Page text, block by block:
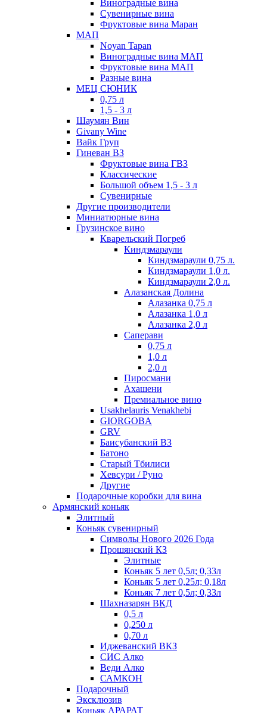
Виноградные вина
Сувенирные вина
Фруктовые вина Маран
МАП
Noyan Tapan
Виноградные вина МАП
Фруктовые вина МАП
Разные вина
МЕЦ СЮНИК
0,75 л
1,5 - 3 л
Шаумян Вин
Givany Wine
Вайк Груп
Гиневан ВЗ
Фруктовые вина ГВЗ
Классические
Большой объем 1,5 - 3 л
Сувенирные
Другие производители
Миниатюрные вина
Грузинское вино
Кварельский Погреб
Киндзмараули
Киндзмараули 0,75 л.
Киндзмараули 1,0 л.
Киндзмараули 2,0 л.
Алазанская Долина
Алазанка 0,75 л
Алазанка 1,0 л
Алазанка 2,0 л
Саперави
0,75 л
1,0 л
2,0 л
Пиросмани
Ахашени
Премиальное вино
Usakhelauris Venakhebi
GIORGOBA
GRV
Баисубанский ВЗ
Батоно
Старый Тбилиси
Хевсури / Руно
Другие
Подарочные коробки для вина
Армянский коньяк
Элитный
Коньяк сувенирный
Символы Нового 2026 Года
Прошянский КЗ
Элитные
Коньяк 5 лет 0,5л; 0,33л
Коньяк 5 лет 0,25л; 0,18л
Коньяк 7 лет 0,5л; 0,33л
Шахназарян ВКД
0,5 л
0,250 л
0,70 л
Иджеванский ВКЗ
СИС Алко
Веди Алко
САМКОН
Подарочный
Эксклюзив
Коньяк АРАРАТ